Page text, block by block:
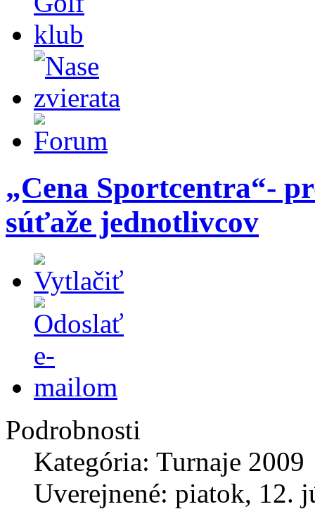
„Cena Sportcentra“-
súťaže jednotlivcov
Podrobnosti
Kategória: Turnaje 2009
Uverejnené: piatok, 12.